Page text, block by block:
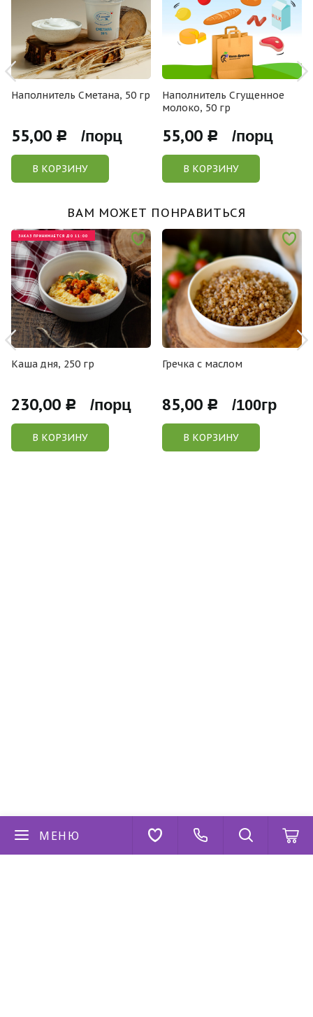
МЕНЮ
Наполнитель Сметана, 50 гр
55,00 Р /порц
В КОРЗИНУ
Наполнитель Сгущенное
молоко, 50 гр
55,00 Р /порц
В КОРЗИНУ
ВАМ МОЖЕТ ПОНРАВИТЬСЯ
ЗАКАЗ ПРИНИМАЕТСЯ ДО 11:00
Каша дня, 250 гр
230,00 Р /порц
В КОРЗИНУ
Гречка с маслом
85,00 Р /100гр
В КОРЗИНУ